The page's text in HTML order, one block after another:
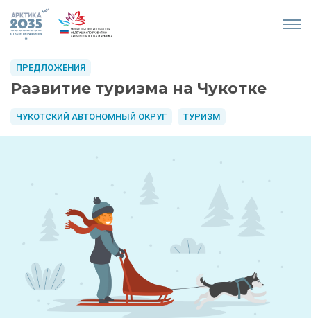
Развитие туризма на Чукотке
ЧУКОТСКИЙ АВТОНОМНЫЙ ОКРУГ ТУРИЗМ
ПРЕДЛОЖЕНИЯ